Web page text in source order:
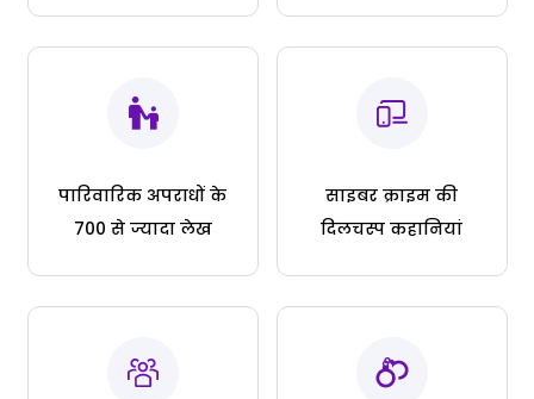
पारिवारिक अपराधों के
700 से ज्यादा लेख
साइबर क्राइम की
दिलचस्प कहानियां